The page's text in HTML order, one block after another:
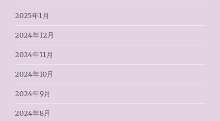
2025年1月
2024年12月
2024年11月
2024年10月
2024年9月
2024年8月